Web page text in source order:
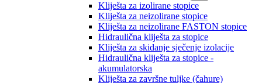
Kliješta za izolirane stopice
Kliješta za neizolirane stopice
Kliješta za neizolirane FASTON stopice
Hidraulična kliješta za stopice
Kliješta za skidanje sječenje izolacije
Hidraulična kliješta za stopice -
akumulatorska
Kliješta za završne tuljke (čahure)